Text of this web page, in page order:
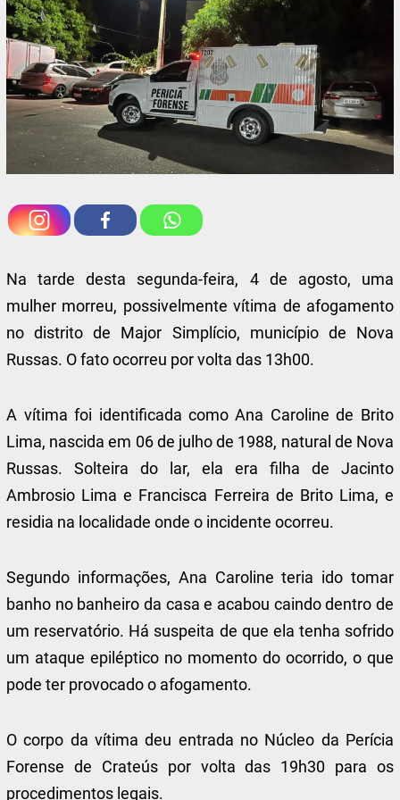
Na tarde desta segunda-feira, 4 de agosto, uma
mulher morreu, possivelmente vítima de afogamento
no distrito de Major Simplício, município de Nova
Russas. O fato ocorreu por volta das 13h00.
A vítima foi identificada como Ana Caroline de Brito
Lima, nascida em 06 de julho de 1988, natural de Nova
Russas. Solteira do lar, ela era filha de Jacinto
Ambrosio Lima e Francisca Ferreira de Brito Lima, e
residia na localidade onde o incidente ocorreu.
Segundo informações, Ana Caroline teria ido tomar
banho no banheiro da casa e acabou caindo dentro de
um reservatório. Há suspeita de que ela tenha sofrido
um ataque epiléptico no momento do ocorrido, o que
pode ter provocado o afogamento.
O corpo da vítima deu entrada no Núcleo da Perícia
Forense de Crateús por volta das 19h30 para os
procedimentos legais.